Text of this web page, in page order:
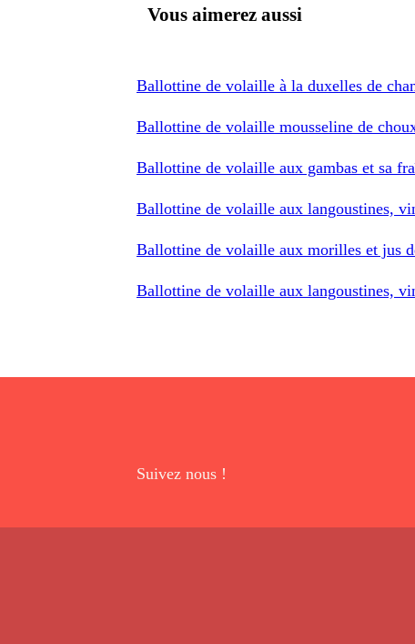
Vous aimerez aussi
Ballottine de volaille à la duxelles de
Ballottine de volaille mousseline de
Ballottine de volaille aux gambas et sa
Ballottine de volaille aux langoustines,
Ballottine de volaille aux morilles et jus
Ballottine de volaille aux langoustines,
Suivez nous !